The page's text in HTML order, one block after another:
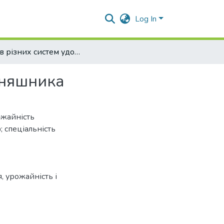
Log In
Вплив різних систем удобрення на урожайність соняшника
, урожайність і